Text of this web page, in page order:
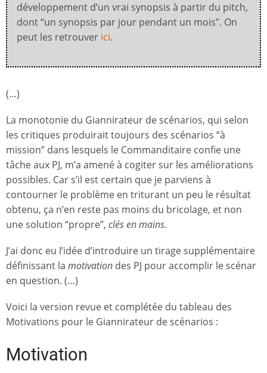
développement d’un vrai synopsis à partir du pitch,
dont “un synopsis par jour pendant un mois”. On
peut les retrouver ici.
(…)
La monotonie du Giannirateur de scénarios, qui selon
les critiques produirait toujours des scénarios “à
mission” dans lesquels le Commanditaire confie une
tâche aux PJ, m’a amené à cogiter sur les améliorations
possibles. Car s’il est certain que je parviens à
contourner le problème en triturant un peu le résultat
obtenu, ça n’en reste pas moins du bricolage, et non
une solution “propre”, clés en mains.
J’ai donc eu l’idée d’introduire un tirage supplémentaire
définissant la motivation des PJ pour accomplir le scénar
en question. (…)
Voici la version revue et complétée du tableau des
Motivations pour le Giannirateur de scénarios :
Motivation